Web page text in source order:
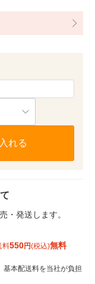
れる
・発送します。
料550円(税込)無料
基本配送料を当社が負担